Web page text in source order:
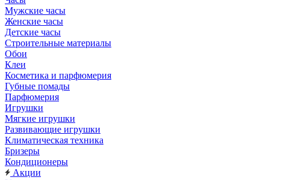
Мужские часы
Женские часы
Детские часы
Строительные материалы
Обои
Клеи
Косметика и парфюмерия
Губные помады
Парфюмерия
Игрушки
Мягкие игрушки
Развивающие игрушки
Климатическая техника
Бризеры
Кондиционеры
Акции